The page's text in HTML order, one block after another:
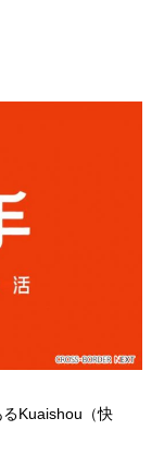
Kuaishou（快